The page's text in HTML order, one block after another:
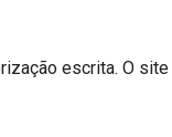
escrita. O site